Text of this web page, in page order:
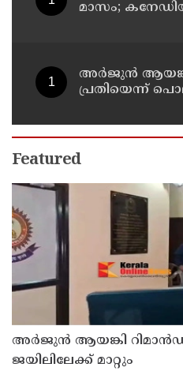
മാസം;
അര്‍ജുന്‍
പ്രതിയെന്ന്
Featured
അര്‍ജുന്‍ ആയങ്കി
ജയിലിലേക്ക് മാറ്റും